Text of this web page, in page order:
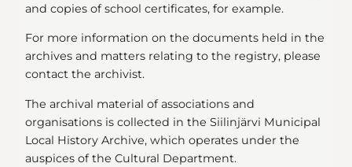
and copies of school certificates, for example.
For more information on the documents held in the
archives and matters relating to the registry, please
contact the archivist.
The archival material of associations and
organisations is collected in the Siilinjärvi Municipal
Local History Archive, which operates under the
auspices of the Cultural Department.